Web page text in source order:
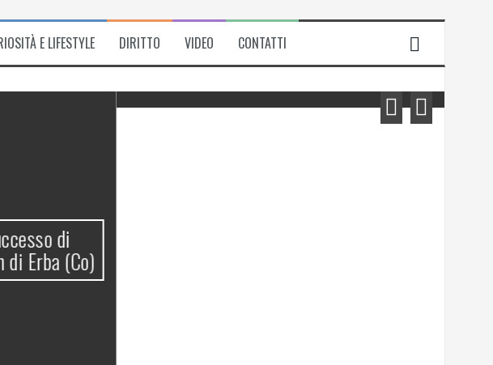
E LIFESTYLE DIRITTO VIDEO CONTATTI
di
Erba (Co)
Michela Zanarella presenta il suo